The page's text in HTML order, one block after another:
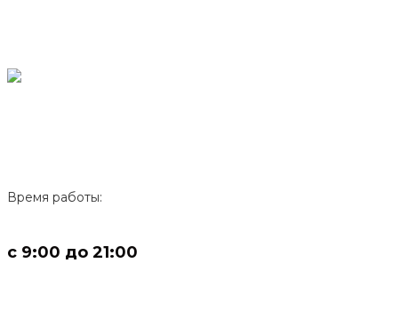
Время работы:
с 9:00 до 21:00